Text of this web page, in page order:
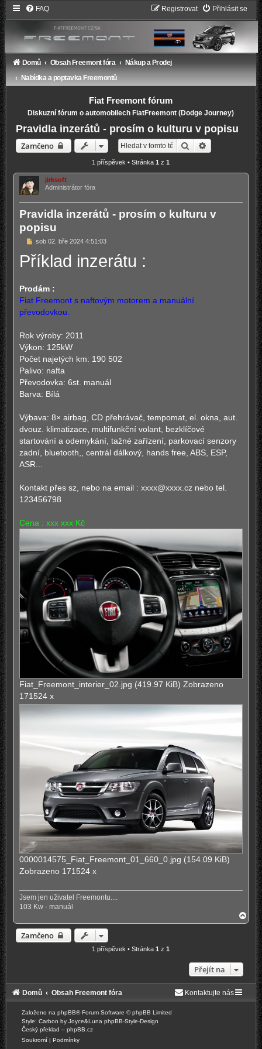
FAQ Přihlásit se
Registrovat
Domů Obsah Freemont fóra
Nákup a Prodej
Nabídka a poptavka Freemontů
Fiat Freemont fórum
Diskuzní fórum o automobilech FiatFreemont (Dodge Journey)
Pravidla inzerátů - prosím o kulturu v popisu
Zamčeno Hledat Pokročilé
1 příspěvek • Stránka1 z1
jirksoft
Administrátor fóra
Pravidla inzerátů - prosím o kulturu v
popisu
P
í
s
v
e
k
sob 02. bře 2024 4:51:03
Příklad inzerátu :
Prodám :
Fiat Freemont s naftovým motorem a manuální
převodovkou.
Rok výroby: 2011
Výkon: 125kW
Počet najetých km: 190 502
Palivo: nafta
Převodovka: 6st. manuál
Barva: Bílá
Výbava: 8× airbag, CD přehrávač, tempomat, el. okna, aut.
dvouz. klimatizace, multifunkční volant, bezklíčové
startování a odemykání, tažné zařízení, parkovací senzory
zadní, bluetooth,, centrál dálkový, hands free, ABS, ESP,
ASR...
Kontakt přes sz, nebo na email : xxxx@xxxx.cznebo tel.
123456798
Cena : xxx xxx Kč
Fiat_Freemont_interier_02.jpg (419.97 KiB) Zobrazeno
171524 x
0000014575_Fiat_Freemont_01_660_0.jpg (154.09 KiB)
Zobrazeno 171524 x
Jsem jen uživatel Freemontu....
103 Kw - manuál
a
Zamčeno
1 příspěvek • Stránka1 z1
Přejít na
Domů Obsah Freemont fóra Kontaktujte nás
Založeno na phpBB® Forum Software © phpBB Limited
Style: Carbon by Joyce&Luna phpBB-Style-Design
Český překlad – phpBB.cz
Soukromí | Podmínky